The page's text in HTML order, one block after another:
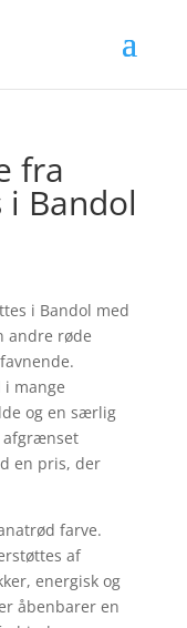
fra
i Bandol
i Bandol med
andre røde
mange
og en særlig
afgrænset
en pris, der
farve.
af
energisk og
åbenbarer en